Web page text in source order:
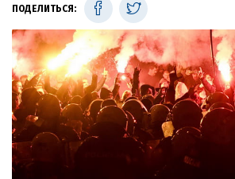
ПОДЕЛИТЬСЯ: